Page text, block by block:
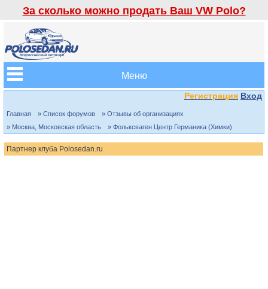
За сколько можно продать Ваш VW Polo?
Меню
Регистрация Вход
Главная » Список форумов
» Отзывы об организациях
» Москва, Московская область
» Фольксваген Центр Германика (Химки)
Партнер клуба Polosedan.ru